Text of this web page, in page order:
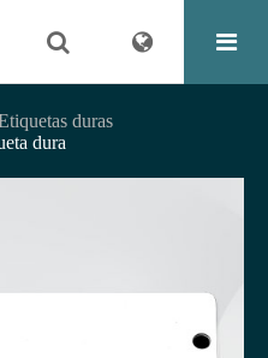
duras
dura